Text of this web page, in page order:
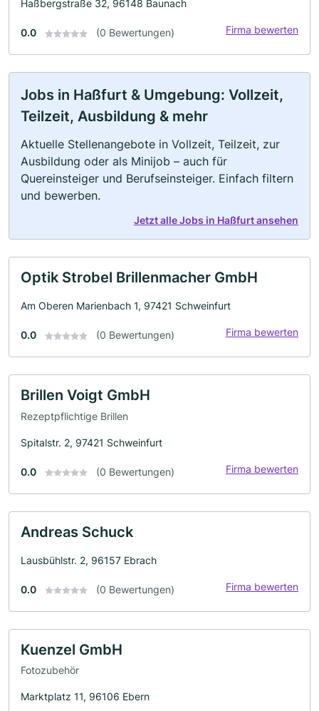
Haßbergstraße 32, 96148 Baunach
0.0 (0 Bewertungen) Firma bewerten
Jobs in Haßfurt & Umgebung: Vollzeit,
Teilzeit, Ausbildung & mehr
Aktuelle Stellenangebote in Vollzeit, Teilzeit, zur
Ausbildung oder als Minijob – auch für
Quereinsteiger und Berufseinsteiger. Einfach filtern
und bewerben.
Jetzt alle Jobs in Haßfurt ansehen
Optik Strobel Brillenmacher GmbH
Am Oberen Marienbach 1, 97421 Schweinfurt
0.0 (0 Bewertungen) Firma bewerten
Brillen Voigt GmbH
Rezeptpflichtige Brillen
Spitalstr. 2, 97421 Schweinfurt
0.0 (0 Bewertungen) Firma bewerten
Andreas Schuck
Lausbühlstr. 2, 96157 Ebrach
0.0 (0 Bewertungen) Firma bewerten
Kuenzel GmbH
Fotozubehör
Marktplatz 11, 96106 Ebern